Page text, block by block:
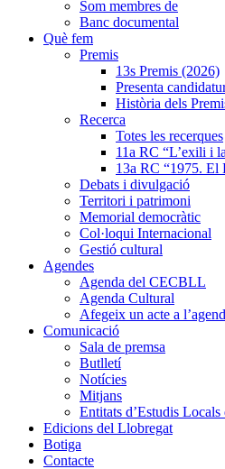
Som membres de
Banc documental
Què fem
Premis
13s Premis (2026)
Presenta
Història dels
Recerca
Totes les recerques
11a RC “L’exili i
13a RC “1975. El
Debats i divulgació
Territori i patrimoni
Memorial democràtic
Col·loqui Internacional
Gestió cultural
Agendes
Agenda del CECBLL
Agenda Cultural
Afegeix un acte a
Comunicació
Sala de premsa
Butlletí
Notícies
Mitjans
Entitats d’Estudis
Edicions del Llobregat
Botiga
Contacte